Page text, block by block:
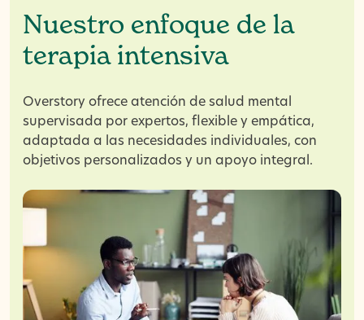
Nuestro enfoque de la
terapia intensiva
Overstory ofrece atención de salud mental
supervisada por expertos, flexible y empática,
adaptada a las necesidades individuales, con
objetivos personalizados y un apoyo integral.